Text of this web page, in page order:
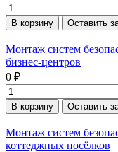
В корзину Оставить
Монтаж систем
бизнес-центров
0 ₽
В корзину Оставить
Монтаж систем
коттеджных посёлков